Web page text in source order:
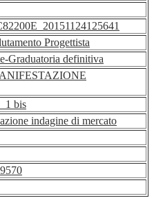
Progettista
Graduatoria definitiva
bis
indagine di mercato